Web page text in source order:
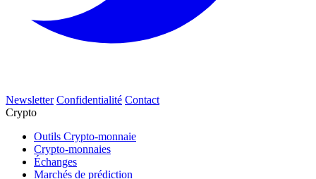
Newsletter Confidentialité Contact
Crypto
Outils Crypto-monnaie
Crypto-monnaies
Échanges
Marchés de prédiction